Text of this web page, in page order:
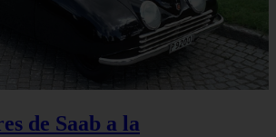
de Saab a la